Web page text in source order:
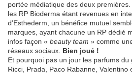
portée médiatique des deux premières.
les RP Bioderma étant revenues en
d’Esthederm, un bénéfice mutuel
marques, ayant chacune un RP dédié
infos façon « beauty team » comme
réseaux sociaux. Bien joué !
Et pourquoi pas un jour les parfums du
Ricci, Prada, Paco Rabanne, Valentino